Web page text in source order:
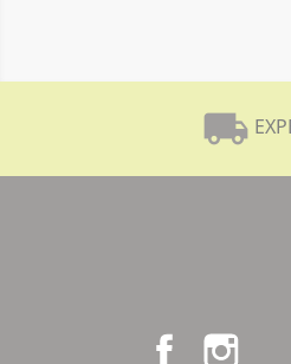
local_shipping
Facebook